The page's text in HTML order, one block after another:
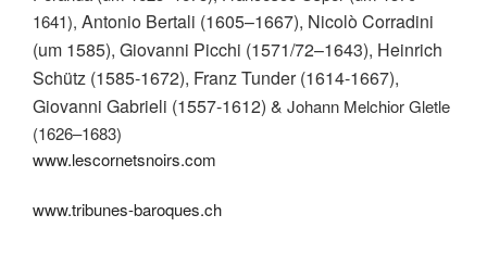
1641), Antonio Bertali (1605–1667), Nicolò Corradini
(um 1585), Giovanni Picchi (1571/72–1643), Heinrich
Schütz (1585-1672), Franz Tunder (1614-1667),
Giovanni Gabrieli (1557-1612) & Johann Melchior Gletle
(1626–1683)
www.lescornetsnoirs.com
www.tribunes-baroques.ch